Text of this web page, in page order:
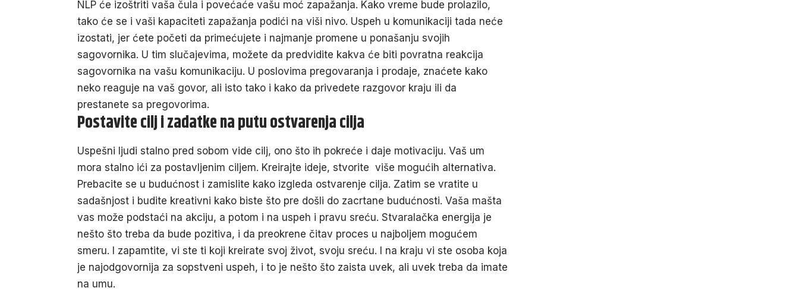
NLP će izoštriti vaša čula i povećaće vašu moć zapažanja. Kako vreme bude prolazilo,
tako će se i vaši kapaciteti zapažanja podići na viši nivo. Uspeh u komunikaciji tada neće
izostati, jer ćete početi da primećujete i najmanje promene u ponašanju svojih
sagovornika. U tim slučajevima, možete da predvidite kakva će biti povratna reakcija
sagovornika na vašu komunikaciju. U poslovima pregovaranja i prodaje, znaćete kako
neko reaguje na vaš govor, ali isto tako i kako da privedete razgovor kraju ili da
prestanete sa pregovorima.
Postavite cilj i zadatke na putu ostvarenja cilja
Uspešni ljudi stalno pred sobom vide cilj, ono što ih pokreće i daje motivaciju. Vaš um
mora stalno ići za postavljenim ciljem. Kreirajte ideje, stvorite više mogućih alternativa.
Prebacite se u budućnost i zamislite kako izgleda ostvarenje cilja. Zatim se vratite u
sadašnjost i budite kreativni kako biste što pre došli do zacrtane budućnosti. Vaša mašta
vas može podstaći na akciju, a potom i na uspeh i pravu sreću. Stvaralačka energija je
nešto što treba da bude pozitiva, i da preokrene čitav proces u najboljem mogućem
smeru. I zapamtite, vi ste ti koji kreirate svoj život, svoju sreću. I na kraju vi ste osoba koja
je najodgovornija za sopstveni uspeh, i to je nešto što zaista uvek, ali uvek treba da imate
na umu.